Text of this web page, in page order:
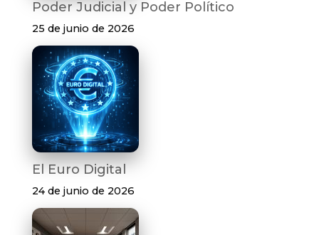
Poder Judicial y Poder Político
25 de junio de 2026
El Euro Digital
24 de junio de 2026